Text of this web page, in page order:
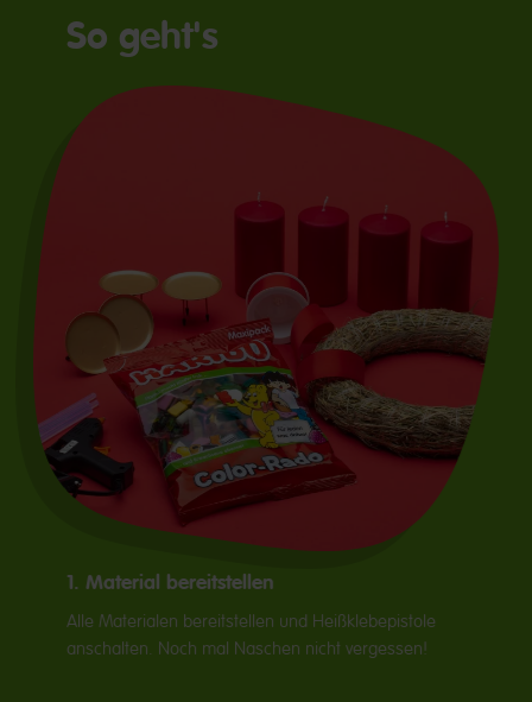
So geht's
1. Material bereitstellen
Alle Materialen bereitstellen und Heißklebepistole
anschalten. Noch mal Naschen nicht vergessen!